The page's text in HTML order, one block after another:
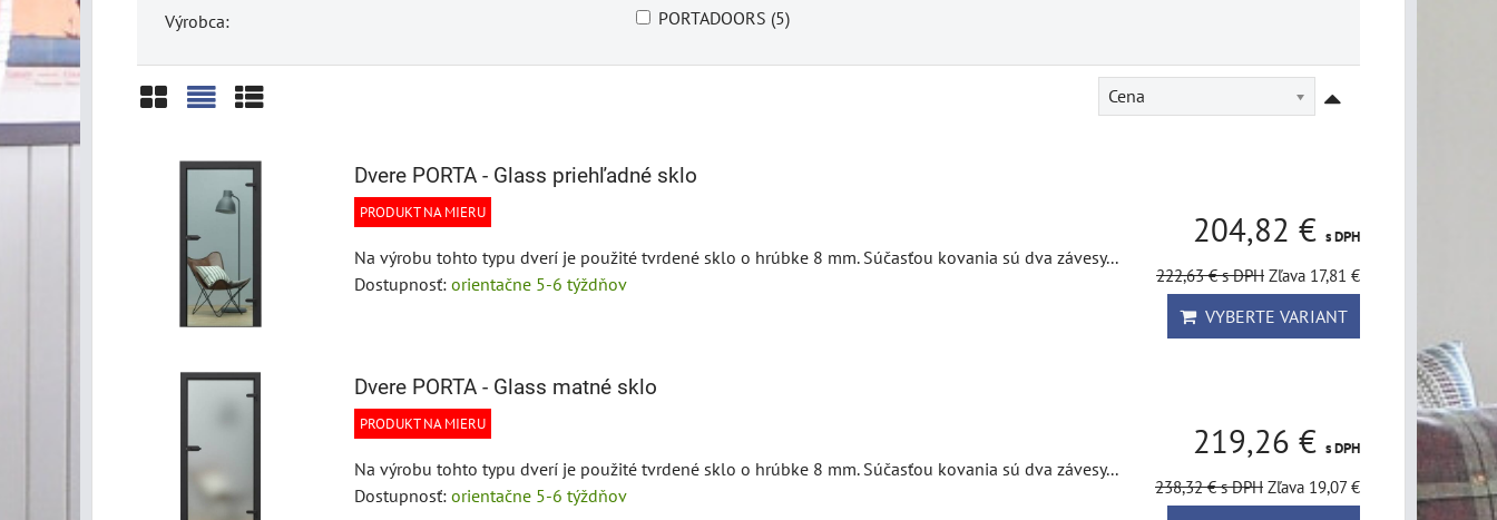
Výrobca: PORTADOORS (5)
Cena
Dvere PORTA - Glass priehľadné sklo
PRODUKT NA MIERU
Na výrobu tohto typu dverí je použité tvrdené sklo o hrúbke 8 mm. Súčasťou kovania sú dva závesy...
Dostupnosť: orientačne 5-6 týždňov
204,82 € s DPH
222,63 €s DPH Zľava 17,81 €
VYBERTE VARIANT
Dvere PORTA - Glass matné sklo
PRODUKT NA MIERU
Na výrobu tohto typu dverí je použité tvrdené sklo o hrúbke 8 mm. Súčasťou kovania sú dva závesy...
Dostupnosť: orientačne 5-6 týždňov
219,26 € s DPH
238,32 €s DPH Zľava 19,07 €